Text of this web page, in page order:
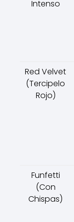
Intenso
Red Velvet
(Tercipelo
Rojo)
Funfetti
(Con
Chispas)